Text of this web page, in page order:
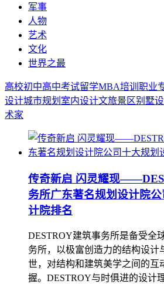
军事
人物
艺术
文化
世界之最
高校初中高中考试留学MBA培训 职业
设计城市规划 室内设计文旅景区别墅
术家
传奇新启 闪灵耀现
务所广东著名规划设计院
计院排名
DESTROY建筑事务所是备受全
务所，以极富创造力的结构设计
世，对结构和建筑美学之间的互
握。DESTROY与时俱进的设计